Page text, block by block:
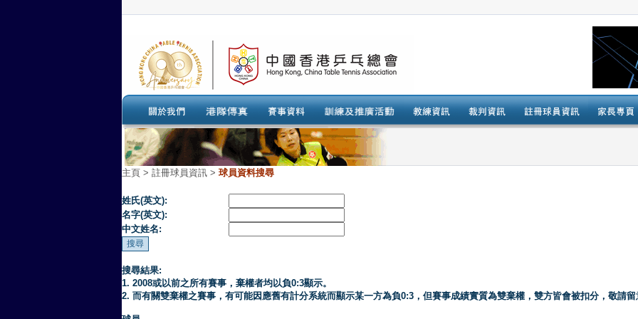
主頁 > 註冊球員資訊 > 球員資料搜尋
姓氏(英文):
名字(英文):
中文姓名:
搜尋結果:
1. 2008或以前之所有賽事，棄權者均以負0:3顯示。
2. 而有關雙棄權之賽事，有可能因應舊有計分系統而顯示某一方為負0:3，但賽事成績實質為雙棄權，雙方皆會被扣分，敬請留